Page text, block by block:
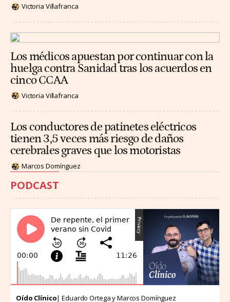
Victoria Villafranca
Los médicos apuestan por continuar con la
huelga contra Sanidad tras los acuerdos en
cinco CCAA
Victoria Villafranca
Los conductores de patinetes eléctricos
tienen 3,5 veces más riesgo de daños
cerebrales graves que los motoristas
Marcos Domínguez
PODCAST
Oído Clínico| Eduardo Ortega y Marcos Domínguez